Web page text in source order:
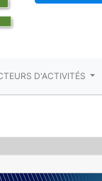
D'ACTIVITÉS